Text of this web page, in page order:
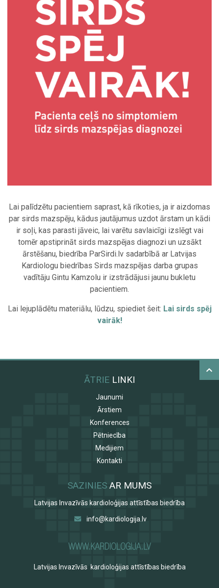
Lai palīdzētu pacientiem saprast, kā rīkoties, ja ir aizdomas
par sirds mazspēju, kādus jautājumus uzdot ārstam un kādi
ir soļi, kas parasti jāveic, lai varētu savlaicīgi izslēgt vai
tomēr apstiprināt sirds mazspējas diagnozi un uzsākt
ārstēšanu, biedrība ParSirdi.lv sadarbībā ar Latvijas
Kardiologu biedrības Sirds mazspējas darba grupas
vadītāju Gintu Kamzolu ir izstrādājusi jaunu bukletu
pacientiem.
Lai lejuplādētu materiālu, lūdzu, spiediet šeit: Lai sirds spēj
vairāk!
ĀTRIE LINKI
Jaunumi
Ārstiem
Konferences
Pētniecība
Medijiem
Kontakti
SAZINIES AR MUMS
Latvijas Invazīvās kardioloģijas attīstības biedrība
info@kardiologija.lv
Latvijas Invazīvās kardioloģijas attīstības biedrība